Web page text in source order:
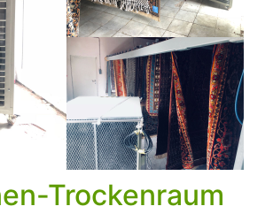
Trockenraum